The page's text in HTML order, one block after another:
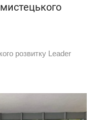
розвитку Leader